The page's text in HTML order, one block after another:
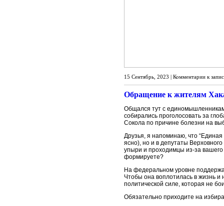
15 Сентябрь, 2023 | Комментарии к
Обращение к жителям
Общался тут с
собирались проголосовать за
Сокола по причине болезни на
Друзья, я напоминаю, что
ясно), но и в депутаты
упыри и проходимцы из-за
формируете?
На федеральном уровне
Чтобы она воплотилась в жизнь
политической силе, которая не
Обязательно приходите на